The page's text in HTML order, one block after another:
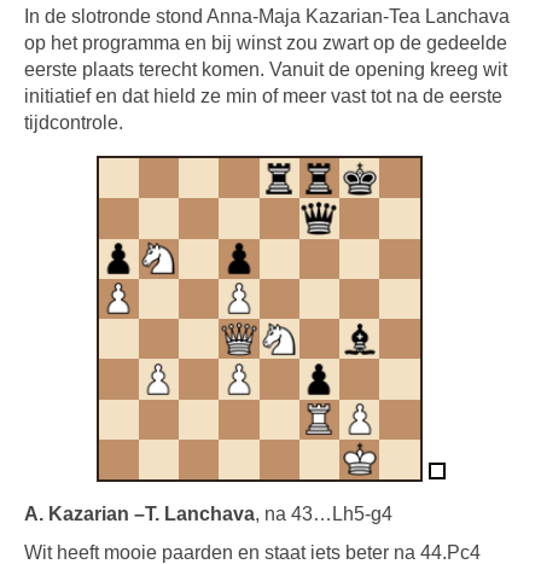
In de slotronde stond Anna-Maja Kazarian-Tea Lanchava
op het programma en bij winst zou zwart op de gedeelde
eerste plaats terecht komen. Vanuit de opening kreeg wit
initiatief en dat hield ze min of meer vast tot na de eerste
tijdcontrole.
A. Kazarian –T. Lanchava, na 43…Lh5-g4
Wit heeft mooie paarden en staat iets beter na 44.Pc4